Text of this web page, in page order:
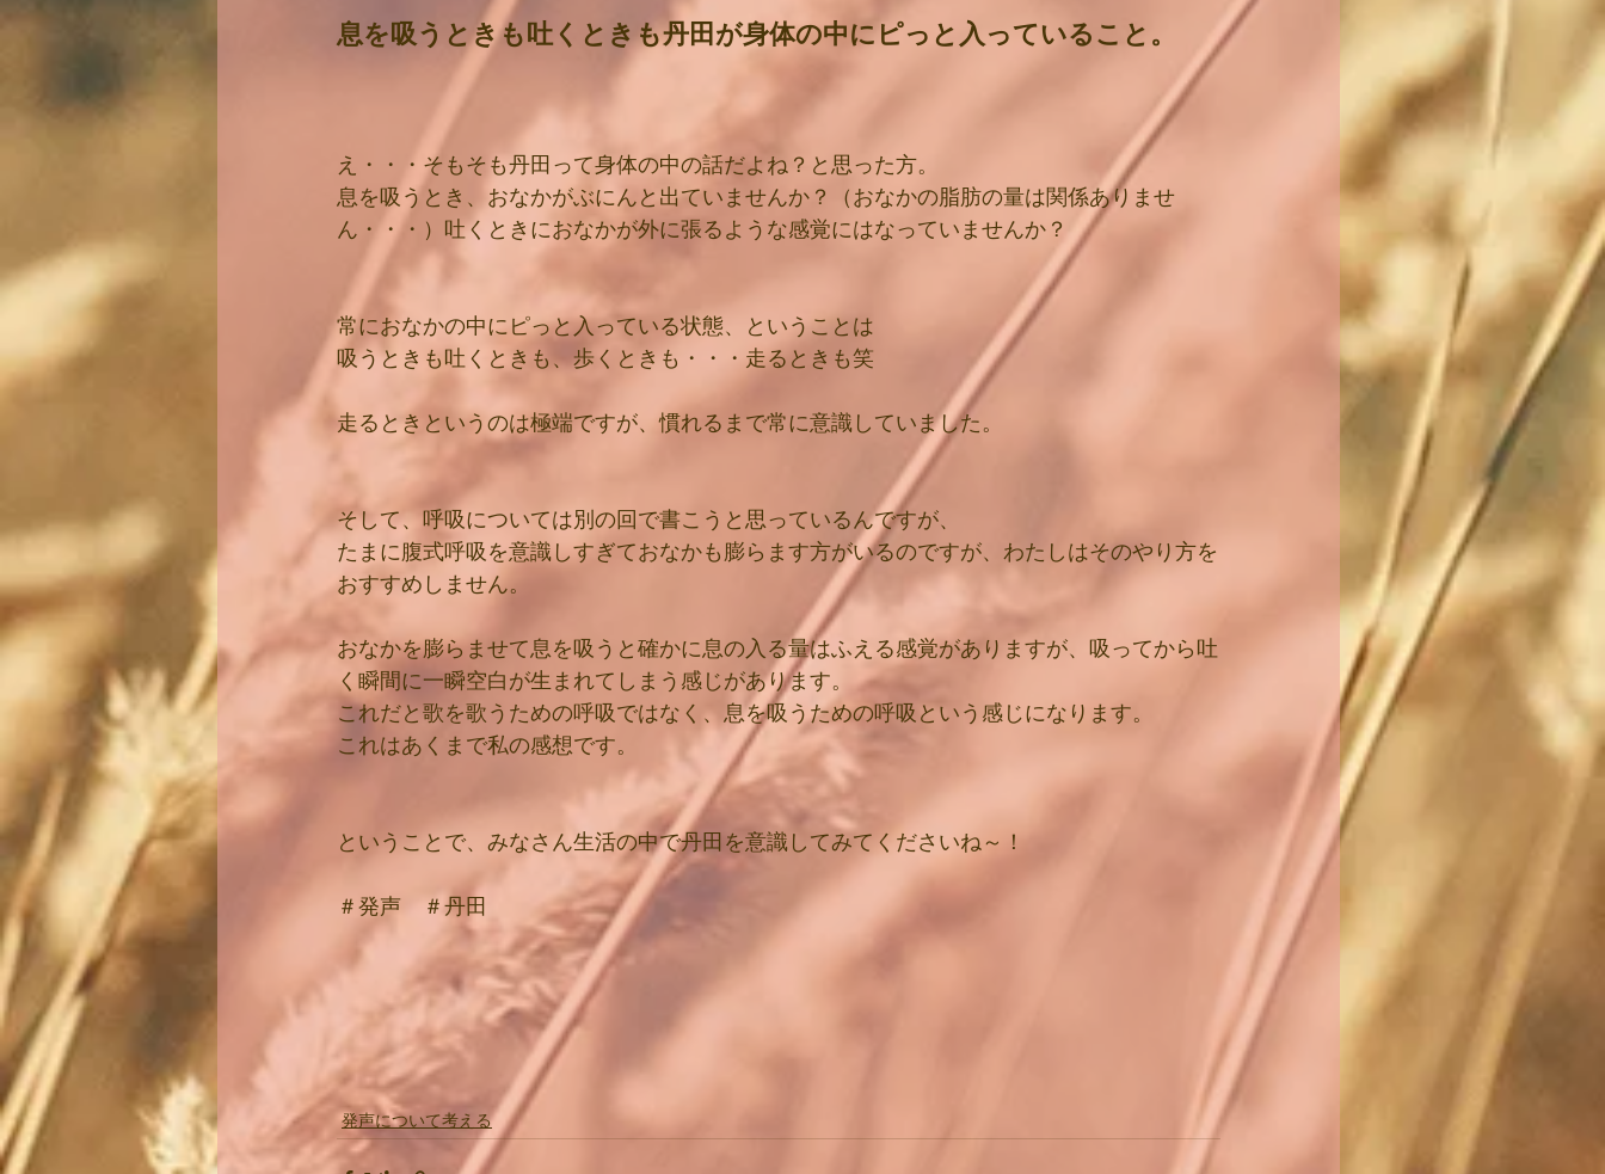
息を吸うときも吐くときも丹田が身体の中にピっと入っていること。
え・・・そもそも丹田って身体の中の話だよね？と思った方。
息を吸うとき、おなかがぶにんと出ていませんか？（おなかの脂肪の量は関係ありませ
ん・・・）吐くときにおなかが外に張るような感覚にはなっていませんか？
常におなかの中にピっと入っている状態、ということは
吸うときも吐くときも、歩くときも・・・走るときも笑
走るときというのは極端ですが、慣れるまで常に意識していました。
そして、呼吸については別の回で書こうと思っているんですが、
たまに腹式呼吸を意識しすぎておなかも膨らます方がいるのですが、わたしはそのやり方を
おすすめしません。
おなかを膨らませて息を吸うと確かに息の入る量はふえる感覚がありますが、吸ってから吐
く瞬間に一瞬空白が生まれてしまう感じがあります。
これだと歌を歌うための呼吸ではなく、息を吸うための呼吸という感じになります。
これはあくまで私の感想です。
ということで、みなさん生活の中で丹田を意識してみてくださいね～！
＃発声　＃丹田
発声について考える